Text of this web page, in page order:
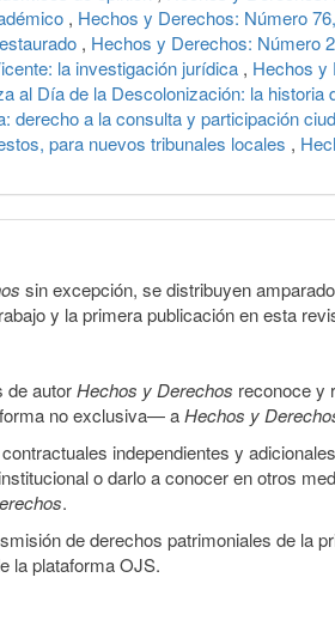
, Hechos y Derechos: Número
, Hechos y Derechos: Número
la investigación jurídica , Hechos y
al Día de la Descolonización: la
derecho a la consulta y participación
para nuevos tribunales locales ,
sin excepción, se distribuyen
y la primera publicación en esta
de autorHechos y Derechos reconoce y
no exclusiva— aHechos y
independientes y
o darlo a conocer en otros
.
de derechos patrimoniales de
la plataforma OJS.